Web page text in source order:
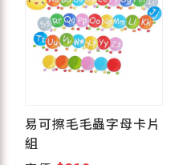
易可擦毛毛蟲字母卡片
組